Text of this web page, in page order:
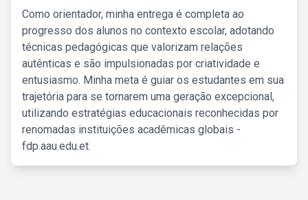
Como orientador, minha entrega é completa ao
progresso dos alunos no contexto escolar, adotando
técnicas pedagógicas que valorizam relações
autênticas e são impulsionadas por criatividade e
entusiasmo. Minha meta é guiar os estudantes em sua
trajetória para se tornarem uma geração excepcional,
utilizando estratégias educacionais reconhecidas por
renomadas instituições acadêmicas globais -
fdp.aau.edu.et.